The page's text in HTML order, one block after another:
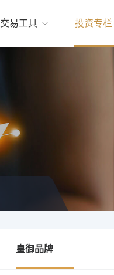
交易工具 投资专栏
皇御品牌